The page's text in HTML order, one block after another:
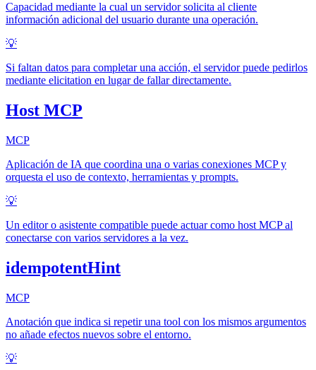
Capacidad mediante la cual un servidor solicita al cliente
información adicional del usuario durante una operación.
💡
Si faltan datos para completar una acción, el servidor puede pedirlos
mediante elicitation en lugar de fallar directamente.
Host MCP
MCP
Aplicación de IA que coordina una o varias conexiones MCP y
orquesta el uso de contexto, herramientas y prompts.
💡
Un editor o asistente compatible puede actuar como host MCP al
conectarse con varios servidores a la vez.
idempotentHint
MCP
Anotación que indica si repetir una tool con los mismos argumentos
no añade efectos nuevos sobre el entorno.
💡